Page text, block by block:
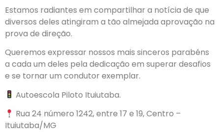
Estamos radiantes em compartilhar a notícia de que
diversos deles atingiram a tão almejada aprovação na
prova de direção.
Queremos expressar nossos mais sinceros parabéns
a cada um deles pela dedicação em superar desafios
e se tornar um condutor exemplar.
Autoescola Piloto Ituiutaba.
Rua 24 número 1242, entre 17 e 19, Centro –
Ituiutaba/MG